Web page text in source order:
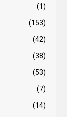
(1)
(153)
(42)
(38)
(53)
(7)
(14)